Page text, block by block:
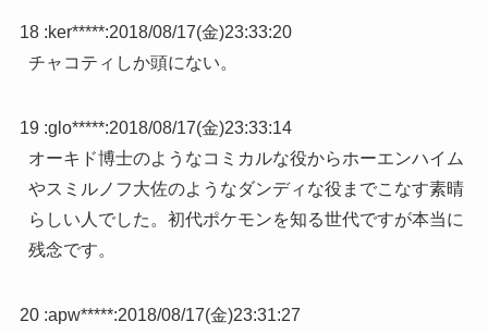
18 :ker*****:2018/08/17(金)23:33:20
チャコティしか頭にない。
19 :glo*****:2018/08/17(金)23:33:14
オーキド博士のようなコミカルな役からホーエンハイム
やスミルノフ大佐のようなダンディな役までこなす素晴
らしい人でした。初代ポケモンを知る世代ですが本当に
残念です。
20 :apw*****:2018/08/17(金)23:31:27